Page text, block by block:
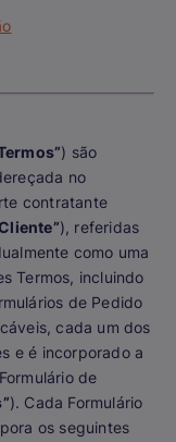
) são
no
contratante
), referidas
como uma
Termos, incluindo
de Pedido
cada um dos
e é incorporado a
de
). Cada Formulário
os seguintes